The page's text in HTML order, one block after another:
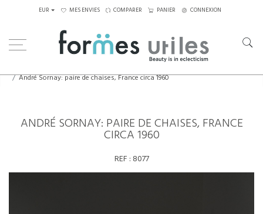
EUR MES ENVIES COMPARER PANIER CONNEXION
André Sornay: paire de chaises, France circa 1960
ANDRÉ SORNAY: PAIRE DE CHAISES, FRANCE
CIRCA 1960
REF : 8077